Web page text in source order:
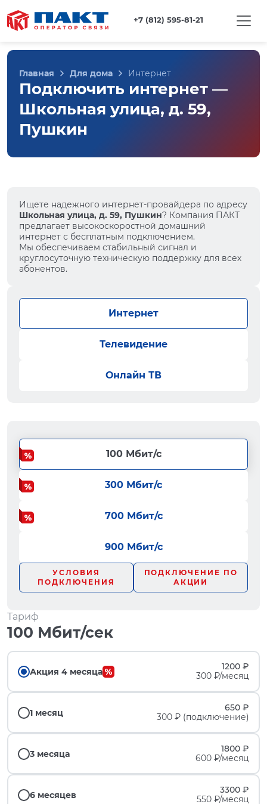
+7 (812) 595-81-21
Главная Для дома Интернет
Подключить интернет —
Школьная улица, д. 59,
Пушкин
Ищете надежного интернет-провайдера по адресу
Школьная улица, д. 59, Пушкин? Компания ПАКТ
предлагает высокоскоростной домашний
интернет с бесплатным подключением.
Мы обеспечиваем стабильный сигнал и
круглосуточную техническую поддержку для всех
абонентов.
Интернет
Телевидение
Онлайн ТВ
100 Мбит/с
300 Мбит/с
700 Мбит/с
900 Мбит/с
УСЛОВИЯ
ПОДКЛЮЧЕНИЯ
ПОДКЛЮЧЕНИЕ ПО
АКЦИИ
Тариф
100 Мбит/сек
Акция 4 месяца
1200 ₽
300 ₽/месяц
1 месяц
650 ₽
300 ₽ (подключение)
3 месяца
1800 ₽
600 ₽/месяц
6 месяцев
3300 ₽
550 ₽/месяц